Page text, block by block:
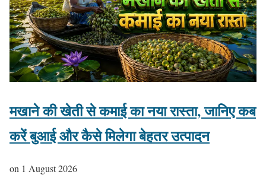
मखाने की खेती से कमाई का नया रास्ता, जानिए कब
करें बुआई और कैसे मिलेगा बेहतर उत्पादन
on 1 August 2026